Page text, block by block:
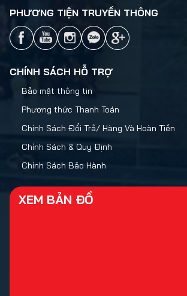
PHƯƠNG TIỆN TRUYỀN THÔNG
CHÍNH SÁCH HỖ TRỢ
Bảo mật thông tin
Phương thức Thanh Toán
Chính Sách Đổi Trả/ Hàng Và Hoàn Tiền
Chính Sách & Quy Định
Chính Sách Bảo Hành
XEM BẢN ĐỒ